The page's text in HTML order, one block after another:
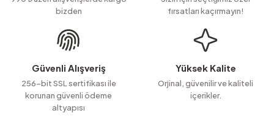
Ürün bilgilerinde hatalar bulunuyor.
Ürün fiyatı diğer sitelerden daha pahalı.
Bu ürüne benzer farklı alternatifler olmalı.
bizden
fırsatları kaçırmayın!
Güvenli Alışveriş
256-bit SSL sertifikası ile
korunan güvenli ödeme
altyapısı
Yüksek Kalite
Orjinal, güvenilir ve kaliteli
içerikler.